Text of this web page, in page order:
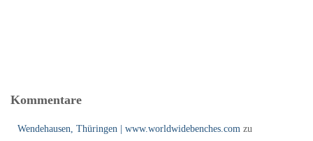
Kommentare
Wendehausen, Thüringen | www.worldwidebenches.com zu